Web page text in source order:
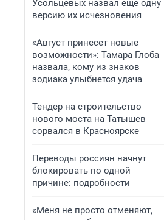
Усольцевых назвал еще одну
версию их исчезновения
«Август принесет новые
возможности»: Тамара Глоба
назвала, кому из знаков
зодиака улыбнется удача
Тендер на строительство
нового моста на Татышев
сорвался в Красноярске
Переводы россиян начнут
блокировать по одной
причине: подробности
«Меня не просто отменяют,